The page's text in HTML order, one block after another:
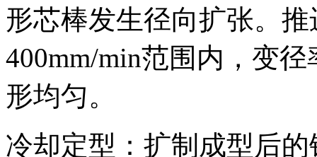
形芯棒发生径向扩张。
400mm/min范围内，变
形均匀。
冷却定型：扩制成型后